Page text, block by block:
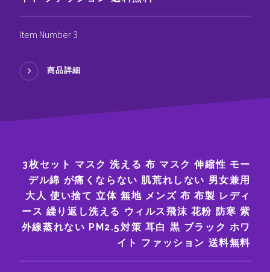
Item Number 3
商品詳細
3枚セット マスク 洗える 布 マスク 伸縮性 モー
デル綿 が痛くならない 肌荒れしない 男女兼用
大人 使い捨て 立体 無地 メンズ 布 布製 レディ
ース 繰り返し洗える ウィルス飛沫 花粉 防寒 紫
外線蒸れない PM2.5対策 耳白 黒 ブラック ホワ
イト ファッション 送料無料